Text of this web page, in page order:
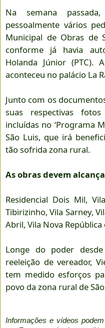
Na semana
pessoalmente vários
Municipal de Obras de
conforme já havia
Holanda Júnior (PTC).
aconteceu no palácio La
Junto com os
suas respectivas
incluídas no ‘Programa
São Luis, que irá
tão sofrida zona rural.
As obras devem
Residencial Dois Mil,
Tibirizinho, Vila Sarney,
Abril, Vila Nova
Longe do poder
reeleição de vereador,
tem medido esforços
povo da zona rural de
Informações e vídeos